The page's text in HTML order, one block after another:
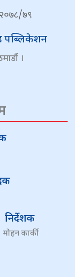
७९
पब्लिकेशन
।
निर्देशक
मोहन कार्की